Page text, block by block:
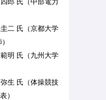
二 氏（京都大学
明 氏（九州大学
生 氏（体操競技
）